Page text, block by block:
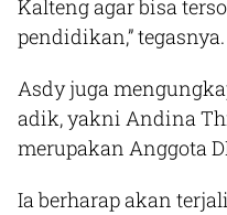
Kalteng agar bisa
pendidikan,” tegasnya.
Asdy juga
adik, yakni Andina
merupakan Anggota
Ia berharap akan